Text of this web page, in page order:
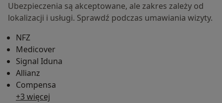
Ubezpieczenia są akceptowane, ale zakres zależy od
lokalizacji i usługi. Sprawdź podczas umawiania wizyty.
NFZ
Medicover
Signal Iduna
Allianz
Compensa
+3 więcej